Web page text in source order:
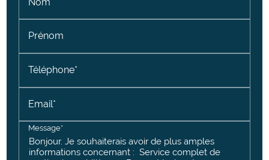
Prénom
Téléphone*
Email*
Message*